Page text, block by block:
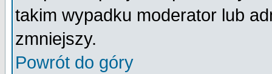
takim wypadku moderator lub
zmniejszy.
Powrót do góry